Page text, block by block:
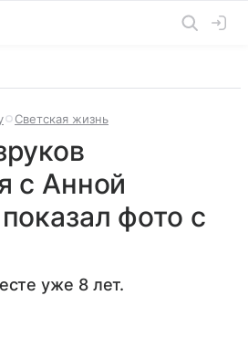
Светская жизнь
с Анной
фото с
уже 8 лет.